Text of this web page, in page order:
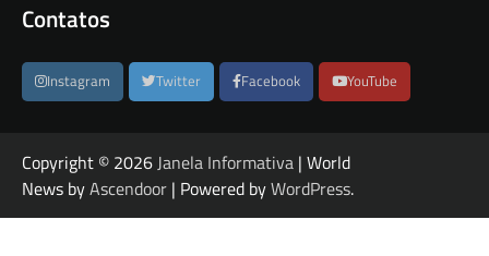
Contatos
Instagram Twitter Facebook YouTube
Copyright © 2026Janela Informativa | World
News byAscendoor | Powered byWordPress.